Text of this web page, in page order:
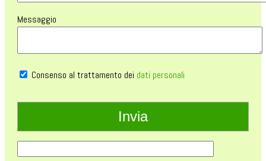
Messaggio
Consenso al trattamento dei dati personali